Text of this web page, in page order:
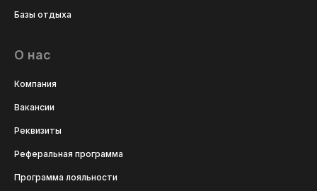
Базы отдыха
О нас
Компания
Вакансии
Реквизиты
Реферальная программа
Программа лояльности